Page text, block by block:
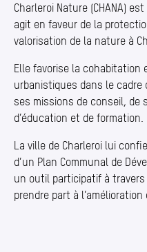
Charleroi Nature (CHANA)
agit en faveur de la
valorisation de la nature à
Elle favorise la cohabitation
urbanistiques dans le
ses missions de conseil, de
d’éducation et de formation.
La ville de Charleroi lui
d’un Plan Communal de
un outil participatif à
prendre part à l’amélioration